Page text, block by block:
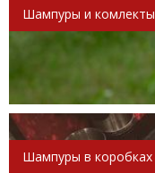
Шампуры и комлекты
Шампуры в коробках